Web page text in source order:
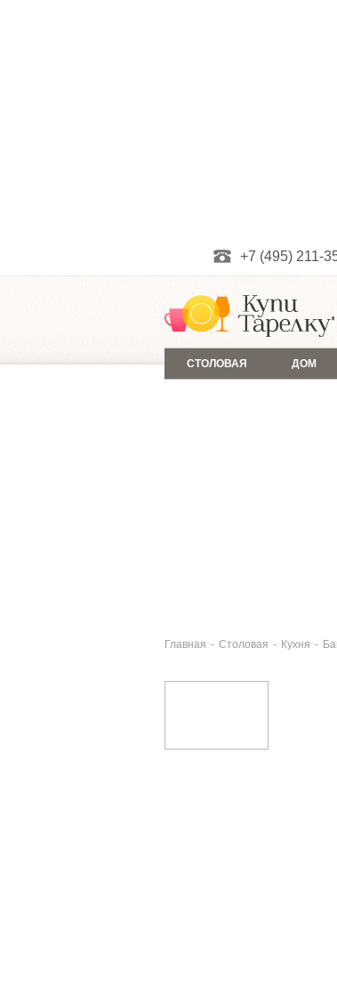
+7 (495) 211-
СТОЛОВАЯ ДОМ
Главная - Столовая - Кухня -